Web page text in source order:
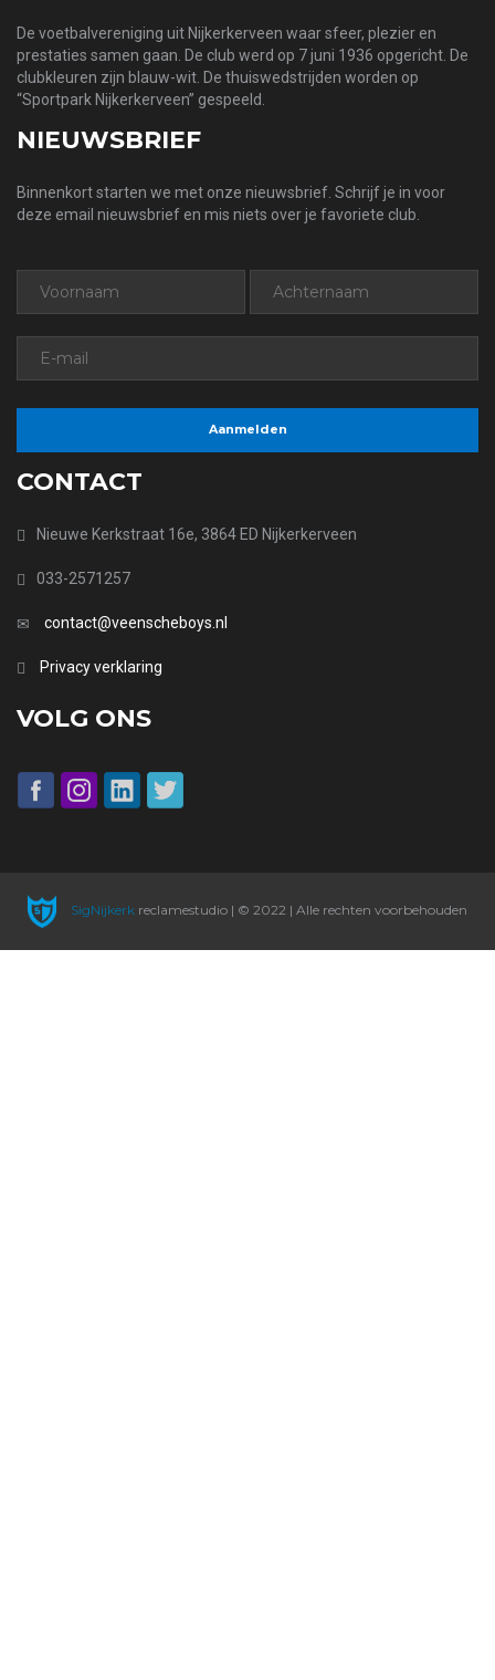
De voetbalvereniging uit Nijkerkerveen waar sfeer, plezier en
prestaties samen gaan. De club werd op 7 juni 1936 opgericht. De
clubkleuren zijn blauw-wit. De thuiswedstrijden worden op
“Sportpark Nijkerkerveen” gespeeld.
NIEUWSBRIEF
Binnenkort starten we met onze nieuwsbrief. Schrijf je in voor
deze email nieuwsbrief en mis niets over je favoriete club.
CONTACT
Nieuwe Kerkstraat 16e, 3864 ED Nijkerkerveen
033-2571257
contact@veenscheboys.nl
Privacy verklaring
VOLG ONS
SigNijkerkreclamestudio | © 2022 | Alle rechten voorbehouden